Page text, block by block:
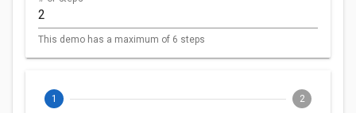
This demo has a maximum of 6 steps
1 2